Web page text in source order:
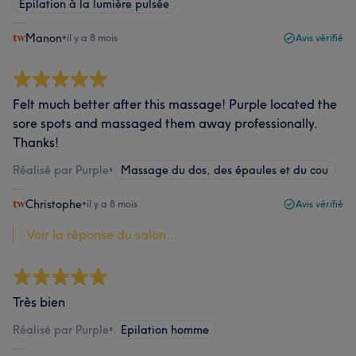
Épilation à la lumière pulsée
Manon•il y a 8 mois Avis vérifié
Felt much better after this massage! Purple located the
sore spots and massaged them away professionally.
Thanks!
Réalisé par Purple• Massage du dos, des épaules et du cou
Christophe•il y a 8 mois Avis vérifié
Voir la réponse du salon...
Très bien
Réalisé par Purple• Epilation homme